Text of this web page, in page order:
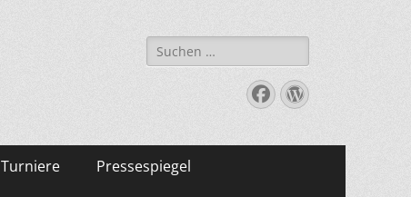
Suche
nach:
Facebook
WordPress
Turniere Pressespiegel